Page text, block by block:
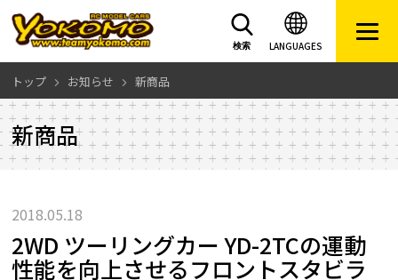
LANGUAGES
検索
トップ お知らせ 新商品
新商品
2018.05.18
2WD ツーリングカー YD-2TCの運動
性能を向上させるフロントスタビラ